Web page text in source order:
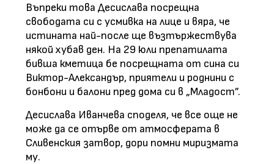
Въпреки това Десислава посрещна
свободата си с усмивка на лице и вяра, че
истината най-после ще възтържествува
някой хубав ден. На 29 юли препатилата
бивша кметица бе посрещната от сина си
Виктор-Александър, приятели и роднини с
бонбони и балони пред дома си в „Младост”.
Десислава Иванчева споделя, че все още не
може да се отърве от атмосферата в
Сливенския затвор, дори помни миризмата
му.